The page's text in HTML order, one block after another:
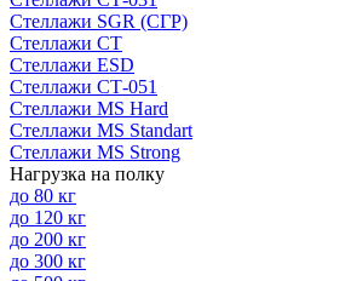
Стеллажи SGR (СГР)
Стеллажи СТ
Стеллажи ESD
Стеллажи СТ-051
Стеллажи MS Hard
Стеллажи MS Standart
Стеллажи MS Strong
Нагрузка на полку
до 80 кг
до 120 кг
до 200 кг
до 300 кг